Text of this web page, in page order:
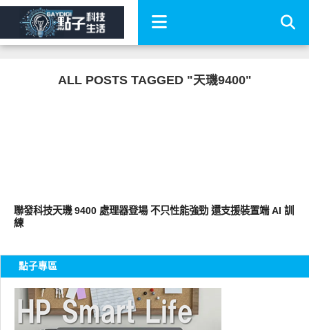
ALL POSTS TAGGED "天璣9400"
聯發科技天璣 9400 處理器登場 不只性能強勁 還支援裝置端 AI 訓
練
點子專區